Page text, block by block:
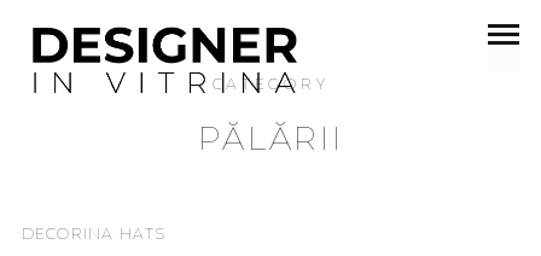
CATEGORY
PĂLĂRII
DECORINA HATS